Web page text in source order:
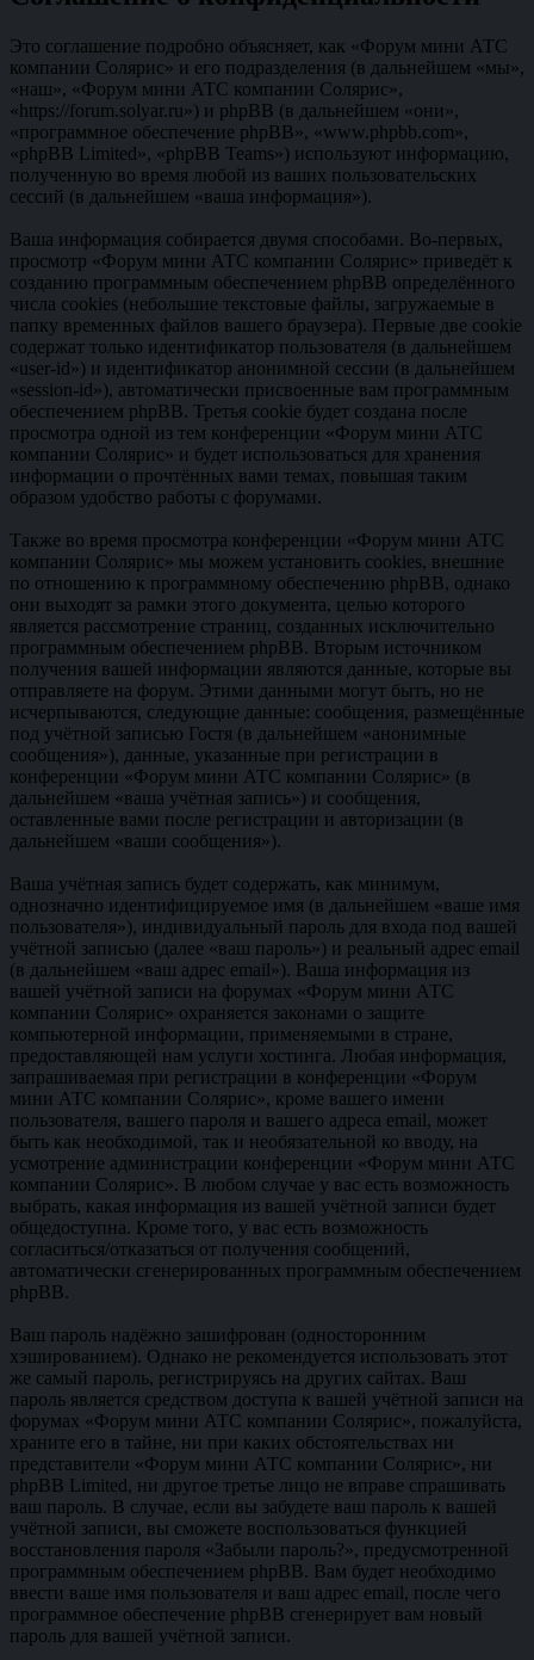
Это соглашение подробно объясняет, как «Форум мини АТС
компании Солярис» и его подразделения (в дальнейшем «мы»,
«наш», «Форум мини АТС компании Солярис»,
«https://forum.solyar.ru») и phpBB (в дальнейшем «они»,
«программное обеспечение phpBB», «www.phpbb.com»,
«phpBB Limited», «phpBB Teams») используют информацию,
полученную во время любой из ваших пользовательских
сессий (в дальнейшем «ваша информация»).
Ваша информация собирается двумя способами. Во-первых,
просмотр «Форум мини АТС компании Солярис» приведёт к
созданию программным обеспечением phpBB определённого
числа cookies (небольшие текстовые файлы, загружаемые в
папку временных файлов вашего браузера). Первые две cookie
содержат только идентификатор пользователя (в дальнейшем
«user-id») и идентификатор анонимной сессии (в дальнейшем
«session-id»), автоматически присвоенные вам программным
обеспечением phpBB. Третья cookie будет создана после
просмотра одной из тем конференции «Форум мини АТС
компании Солярис» и будет использоваться для хранения
информации о прочтённых вами темах, повышая таким
образом удобство работы с форумами.
Также во время просмотра конференции «Форум мини АТС
компании Солярис» мы можем установить cookies, внешние
по отношению к программному обеспечению phpBB, однако
они выходят за рамки этого документа, целью которого
является рассмотрение страниц, созданных исключительно
программным обеспечением phpBB. Вторым источником
получения вашей информации являются данные, которые вы
отправляете на форум. Этими данными могут быть, но не
исчерпываются, следующие данные: сообщения, размещённые
под учётной записью Гостя (в дальнейшем «анонимные
сообщения»), данные, указанные при регистрации в
конференции «Форум мини АТС компании Солярис» (в
дальнейшем «ваша учётная запись») и сообщения,
оставленные вами после регистрации и авторизации (в
дальнейшем «ваши сообщения»).
Ваша учётная запись будет содержать, как минимум,
однозначно идентифицируемое имя (в дальнейшем «ваше имя
пользователя»), индивидуальный пароль для входа под вашей
учётной записью (далее «ваш пароль») и реальный адрес email
(в дальнейшем «ваш адрес email»). Ваша информация из
вашей учётной записи на форумах «Форум мини АТС
компании Солярис» охраняется законами о защите
компьютерной информации, применяемыми в стране,
предоставляющей нам услуги хостинга. Любая информация,
запрашиваемая при регистрации в конференции «Форум
мини АТС компании Солярис», кроме вашего имени
пользователя, вашего пароля и вашего адреса email, может
быть как необходимой, так и необязательной ко вводу, на
усмотрение администрации конференции «Форум мини АТС
компании Солярис». В любом случае у вас есть возможность
выбрать, какая информация из вашей учётной записи будет
общедоступна. Кроме того, у вас есть возможность
согласиться/отказаться от получения сообщений,
автоматически сгенерированных программным обеспечением
phpBB.
Ваш пароль надёжно зашифрован (односторонним
хэшированием). Однако не рекомендуется использовать этот
же самый пароль, регистрируясь на других сайтах. Ваш
пароль является средством доступа к вашей учётной записи на
форумах «Форум мини АТС компании Солярис», пожалуйста,
храните его в тайне, ни при каких обстоятельствах ни
представители «Форум мини АТС компании Солярис», ни
phpBB Limited, ни другое третье лицо не вправе спрашивать
ваш пароль. В случае, если вы забудете ваш пароль к вашей
учётной записи, вы сможете воспользоваться функцией
восстановления пароля «Забыли пароль?», предусмотренной
программным обеспечением phpBB. Вам будет необходимо
ввести ваше имя пользователя и ваш адрес email, после чего
программное обеспечение phpBB сгенерирует вам новый
пароль для вашей учётной записи.